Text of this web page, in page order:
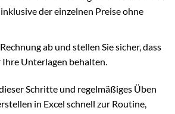
der einzelnen Preise ohne
ab und stellen Sie sicher, dass
Ihre Unterlagen behalten.
Schritte und regelmäßiges Üben
in Excel schnell zur Routine,